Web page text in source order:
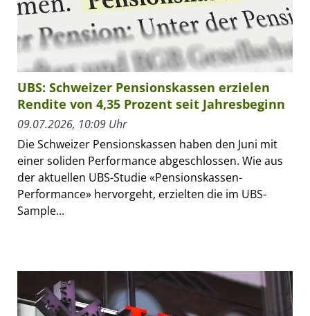
UBS: Schweizer Pensionskassen erzielen
Rendite von 4,35 Prozent seit Jahresbeginn
09.07.2026, 10:09 Uhr
Die Schweizer Pensionskassen haben den Juni mit
einer soliden Performance abgeschlossen. Wie aus
der aktuellen UBS-Studie «Pensionskassen-
Performance» hervorgeht, erzielten die im UBS-
Sample...